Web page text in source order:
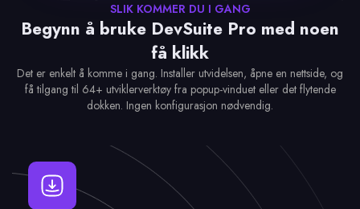
SLIK KOMMER DU I GANG
Begynn å bruke DevSuite Pro med noen
få klikk
Det er enkelt å komme i gang. Installer utvidelsen, åpne en nettside, og
få tilgang til 64+ utviklerverktøy fra popup-vinduet eller det flytende
dokken. Ingen konfigurasjon nødvendig.